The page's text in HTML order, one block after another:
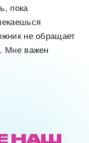
пока
не обращает
Мне важен
НАШ